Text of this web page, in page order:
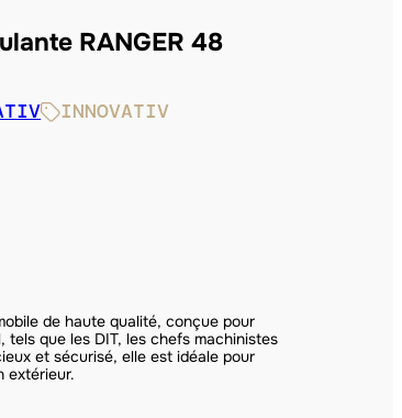
RANGER 48
INNOVATIV
de haute qualité, conçue pour
tels que les DIT, les chefs machinistes
et sécurisé, elle est idéale pour
extérieur.